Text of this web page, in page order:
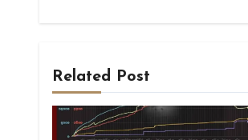
Related Post